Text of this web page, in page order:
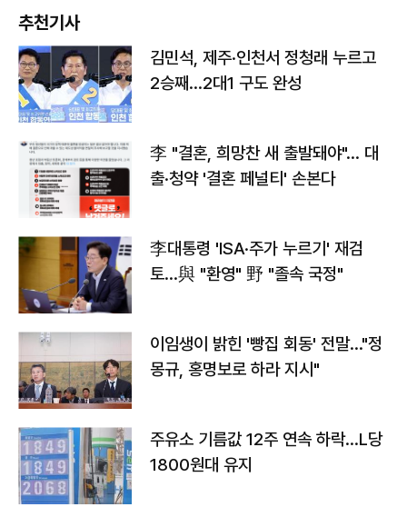
추천기사
김민석, 제주·인천서 정청래 누르고
2승째…2대1 구도 완성
李 "결혼, 희망찬 새 출발돼야"… 대
출·청약 '결혼 페널티' 손본다
李대통령 'ISA·주가 누르기' 재검
토…與 "환영" 野 "졸속 국정"
이임생이 밝힌 '빵집 회동' 전말…"정
몽규, 홍명보로 하라 지시"
주유소 기름값 12주 연속 하락…L당
1800원대 유지